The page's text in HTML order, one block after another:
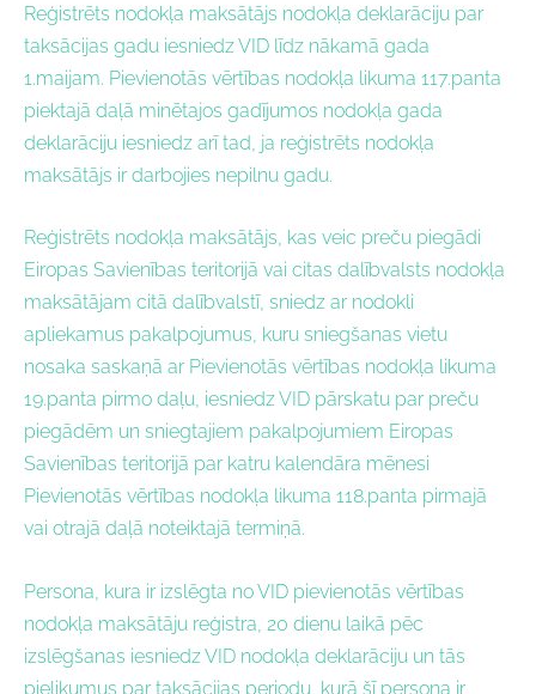
Reģistrēts nodokļa maksātājs nodokļa deklarāciju par
taksācijas gadu iesniedz VID līdz nākamā gada
1.maijam. Pievienotās vērtības nodokļa likuma 117.panta
piektajā daļā minētajos gadījumos nodokļa gada
deklarāciju iesniedz arī tad, ja reģistrēts nodokļa
maksātājs ir darbojies nepilnu gadu.
Reģistrēts nodokļa maksātājs, kas veic preču piegādi
Eiropas Savienības teritorijā vai citas dalībvalsts nodokļa
maksātājam citā dalībvalstī, sniedz ar nodokli
apliekamus pakalpojumus, kuru sniegšanas vietu
nosaka saskaņā ar Pievienotās vērtības nodokļa likuma
19.panta pirmo daļu, iesniedz VID pārskatu par preču
piegādēm un sniegtajiem pakalpojumiem Eiropas
Savienības teritorijā par katru kalendāra mēnesi
Pievienotās vērtības nodokļa likuma 118.panta pirmajā
vai otrajā daļā noteiktajā termiņā.
Persona, kura ir izslēgta no VID pievienotās vērtības
nodokļa maksātāju reģistra, 20 dienu laikā pēc
izslēgšanas iesniedz VID nodokļa deklarāciju un tās
pielikumus par taksācijas periodu, kurā šī persona ir